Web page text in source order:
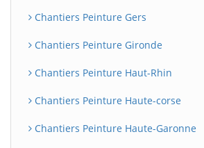
Chantiers Peinture Gers
Chantiers Peinture Gironde
Chantiers Peinture Haut-Rhin
Chantiers Peinture Haute-corse
Chantiers Peinture Haute-Garonne